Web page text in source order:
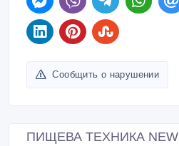
Сообщить о нарушении
ПИЩЕВА ТЕХНИКА NEW